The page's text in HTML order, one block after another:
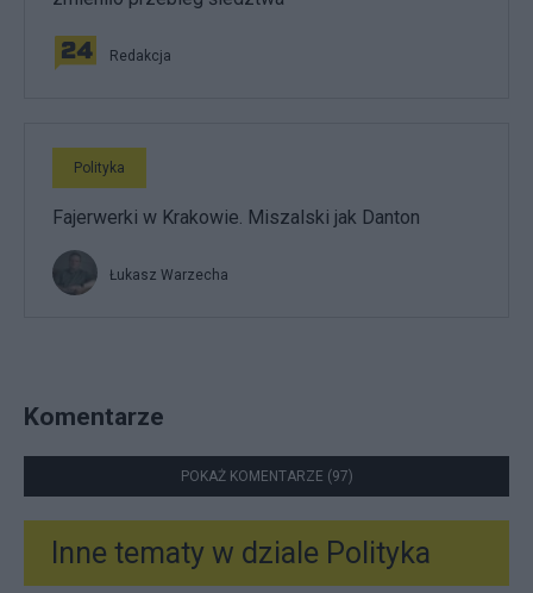
Redakcja
Polityka
Fajerwerki w Krakowie. Miszalski jak Danton
Łukasz Warzecha
Komentarze
POKAŻ KOMENTARZE (97)
Inne tematy w dziale Polityka